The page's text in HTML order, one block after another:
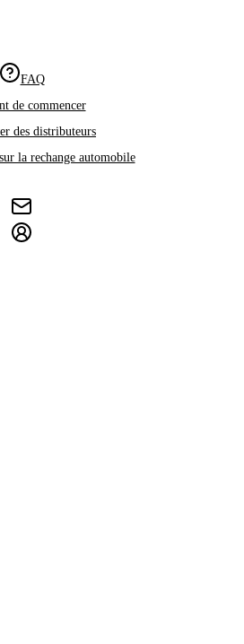
FAQ
de commencer
des distributeurs
la rechange automobile